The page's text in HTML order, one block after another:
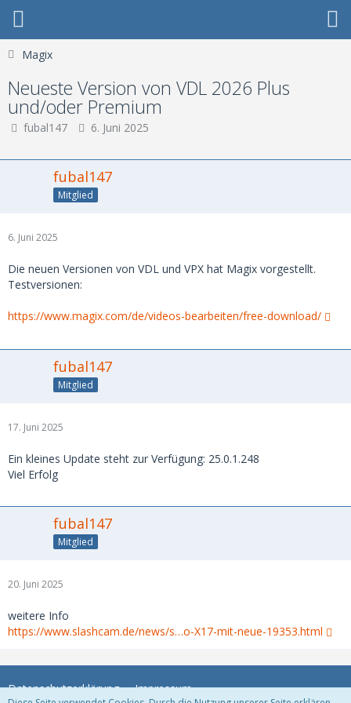
Magix
Neueste Version von VDL 2026 Plus
und/oder Premium
fubal147 6. Juni 2025
fubal147
Mitglied
6. Juni 2025
Die neuen Versionen von VDL und VPX hat Magix vorgestellt.
Testversionen:
https://www.magix.com/de/videos-bearbeiten/free-download/
fubal147
Mitglied
17. Juni 2025
Ein kleines Update steht zur Verfügung: 25.0.1.248
Viel Erfolg
fubal147
Mitglied
20. Juni 2025
weitere Info
https://www.slashcam.de/news/s…o-X17-mit-neue-19353.html
Datenschutzerklärung Impressum